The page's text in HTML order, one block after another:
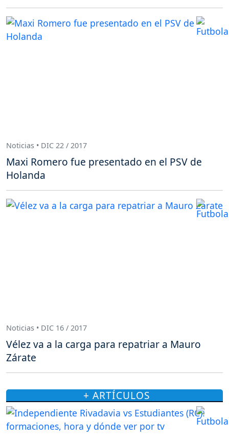
Noticias • DIC 22 / 2017
Maxi Romero fue presentado en el PSV de
Holanda
Noticias • DIC 16 / 2017
Vélez va a la carga para repatriar a Mauro
Zárate
+ ARTÍCULOS